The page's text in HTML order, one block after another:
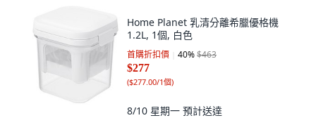
Home Planet 乳清分離希臘優格機
1.2L, 1個, 白色
首購折扣價 40%$463
$277
($277.00/1個)
8/10 星期一 預計送達